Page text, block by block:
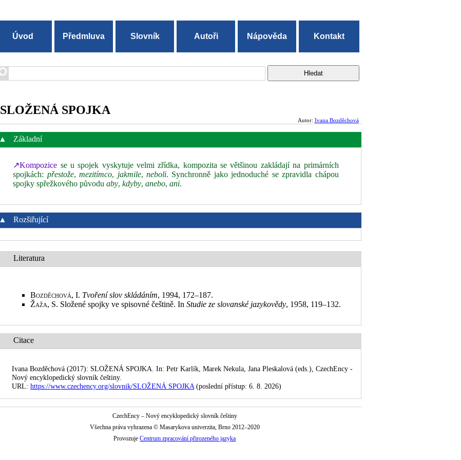
Úvod Předmluva Slovník Autoři Nápověda Kontakt
SLOŽENÁ SPOJKA
Autor: Ivana Bozděchová
▲ Základní
↗Kompozice se u spojek vyskytuje velmi zřídka, kompozita se většinou zakládají na primárních
spojkách: přestože,mezitímco, jakmile, neboli. Synchronně jako jednoduché se zpravidla chápou
spojky spřežkového původuaby,kdyby,anebo,ani.
▲ Rozšiřující
Literatura
Bozděchová, I. Tvoření slov skládáním, 1994, 172–187.
Žaža, S. Složené spojky ve spisovné češtině. InStudie ze slovanské jazykovědy, 1958, 119–132.
Citace
Ivana Bozděchová (2017): SLOŽENÁ SPOJKA. In: Petr Karlík, Marek Nekula, Jana Pleskalová (eds.), CzechEncy -
Nový encyklopedický slovník češtiny.
URL:https://www.czechency.org/slovnik/SLOŽENÁ SPOJKA (poslední přístup: 6. 8. 2026)
CzechEncy – Nový encyklopedický slovník češtiny
Všechna práva vyhrazena © Masarykova univerzita, Brno 2012–2020
ProvozujeCentrum zpracování přirozeného jazyka